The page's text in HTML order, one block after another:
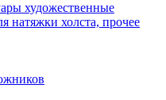
художественные
натяжки холста, прочее